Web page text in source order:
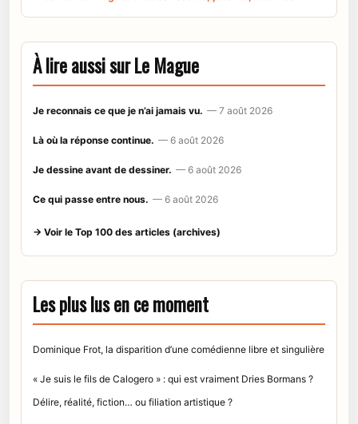
À lire aussi sur Le Mague
Je reconnais ce que je n’ai jamais vu. — 7 août 2026
Là où la réponse continue. — 6 août 2026
Je dessine avant de dessiner. — 6 août 2026
Ce qui passe entre nous. — 6 août 2026
→ Voir le Top 100 des articles (archives)
Les plus lus en ce moment
Dominique Frot, la disparition d’une comédienne libre et singulière
« Je suis le fils de Calogero » : qui est vraiment Dries Bormans ?
Délire, réalité, fiction… ou filiation artistique ?